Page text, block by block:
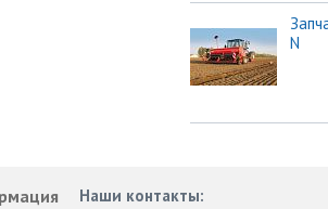
N
Наши контакты: